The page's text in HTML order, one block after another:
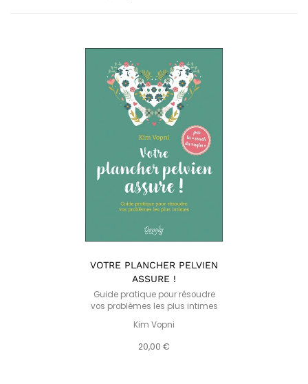
VOTRE PLANCHER PELVIEN
ASSURE !
Guide pratique pour résoudre
vos problèmes les plus intimes
Kim Vopni
20,00 €